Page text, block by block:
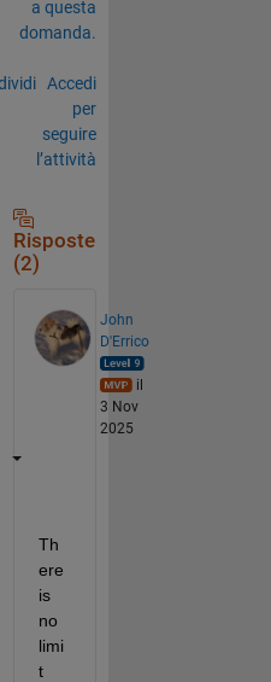
a questa
domanda.
Accedi
per
seguire
l’attività
Risposte
(2)
John
D'Errico
il
3 Nov
2025
Th
ere
is
no
limi
t